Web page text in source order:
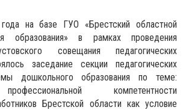
на базе ГУО «Брестский областной
образования» в рамках проведения
совещания педагогических
заседание секции педагогических
дошкольного образования по теме:
компетентности
Брестской области как условие